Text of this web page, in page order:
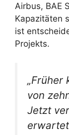
Airbus, BAE
Kapazitäten
ist
Projekts.
„Früher
von
Jetzt